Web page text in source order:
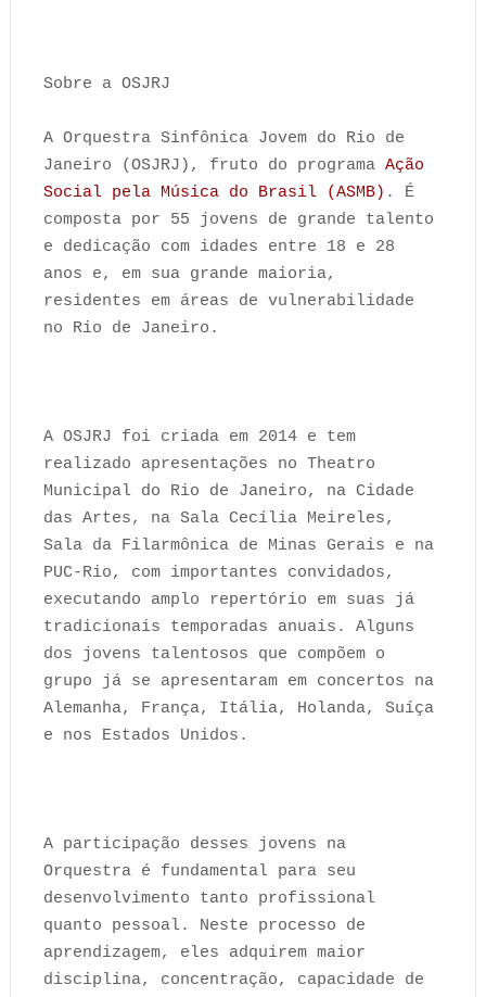
Sobre a OSJRJ
A Orquestra Sinfônica Jovem do Rio de
Janeiro (OSJRJ), fruto do programa Ação
Social pela Música do Brasil (ASMB) . É
composta por 55 jovens de grande talento
e dedicação com idades entre 18 e 28
anos e, em sua grande maioria,
residentes em áreas de vulnerabilidade
no Rio de Janeiro.
A OSJRJ foi criada em 2014 e tem
realizado apresentações no Theatro
Municipal do Rio de Janeiro, na Cidade
das Artes, na Sala Cecília Meireles,
Sala da Filarmônica de Minas Gerais e na
PUC-Rio, com importantes convidados,
executando amplo repertório em suas já
tradicionais temporadas anuais. Alguns
dos jovens talentosos que compõem o
grupo já se apresentaram em concertos na
Alemanha, França, Itália, Holanda, Suíça
e nos Estados Unidos.
A participação desses jovens na
Orquestra é fundamental para seu
desenvolvimento tanto profissional
quanto pessoal. Neste processo de
aprendizagem, eles adquirem maior
disciplina, concentração, capacidade de